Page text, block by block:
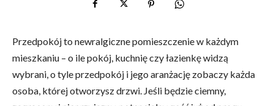
Przedpokój to newralgiczne pomieszczenie w każdym
mieszkaniu – o ile pokój, kuchnię czy łazienkę widzą
wybrani, o tyle przedpokój i jego aranżację zobaczy każda
osoba, której otworzysz drzwi. Jeśli będzie ciemny,